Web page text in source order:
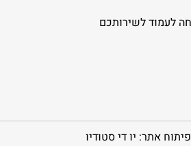
לעמוד לשירותכם
אתר: יו די סטודיו